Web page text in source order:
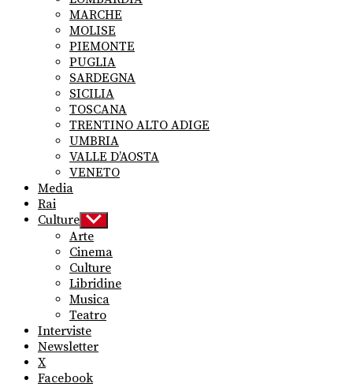
MARCHE
MOLISE
PIEMONTE
PUGLIA
SARDEGNA
SICILIA
TOSCANA
TRENTINO ALTO ADIGE
UMBRIA
VALLE D’AOSTA
VENETO
Media
Rai
Culture Show
sub
menu
Arte
Cinema
Culture
Libridine
Musica
Teatro
Interviste
Newsletter
X
Facebook